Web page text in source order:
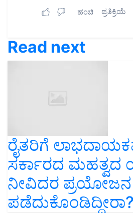
Read next
ರೈತರಿಗೆ
ಸರ್ಕಾರದ ಮಹತ್ವದ
ನೀವಿದರ ಪ್ರಯೋಜನ
ಪಡೆದುಕೊಂಡಿದ್ದೀರಾ?